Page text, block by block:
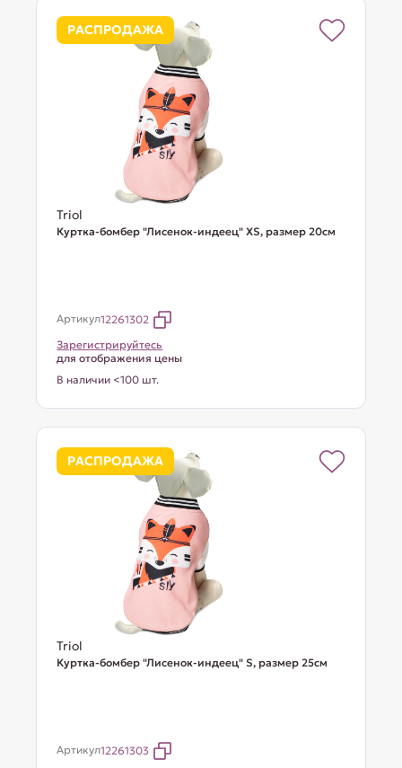
РАСПРОДАЖА
Triol
Куртка-бомбер "Лисенок-индеец" XS, размер 20см
Артикул12261302
Зарегистрируйтесь
для отображения цены
В наличии <100 шт.
РАСПРОДАЖА
Triol
Куртка-бомбер "Лисенок-индеец" S, размер 25см
Артикул12261303